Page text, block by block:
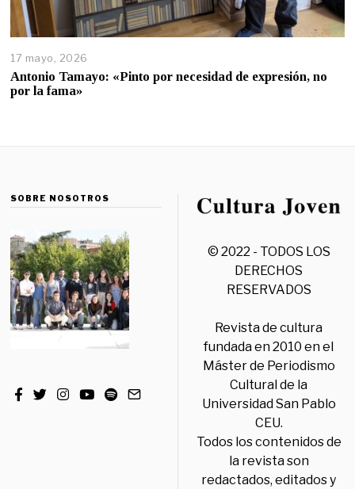
17 mayo, 2026
Antonio Tamayo: «Pinto por necesidad de expresión, no
por la fama»
SOBRE NOSOTROS
© 2022 - TODOS LOS
DERECHOS
RESERVADOS
Revista de cultura
fundada en 2010 en el
Máster de Periodismo
Cultural de la
Universidad San Pablo
CEU.
Todos los contenidos de
la revista son
redactados, editados y